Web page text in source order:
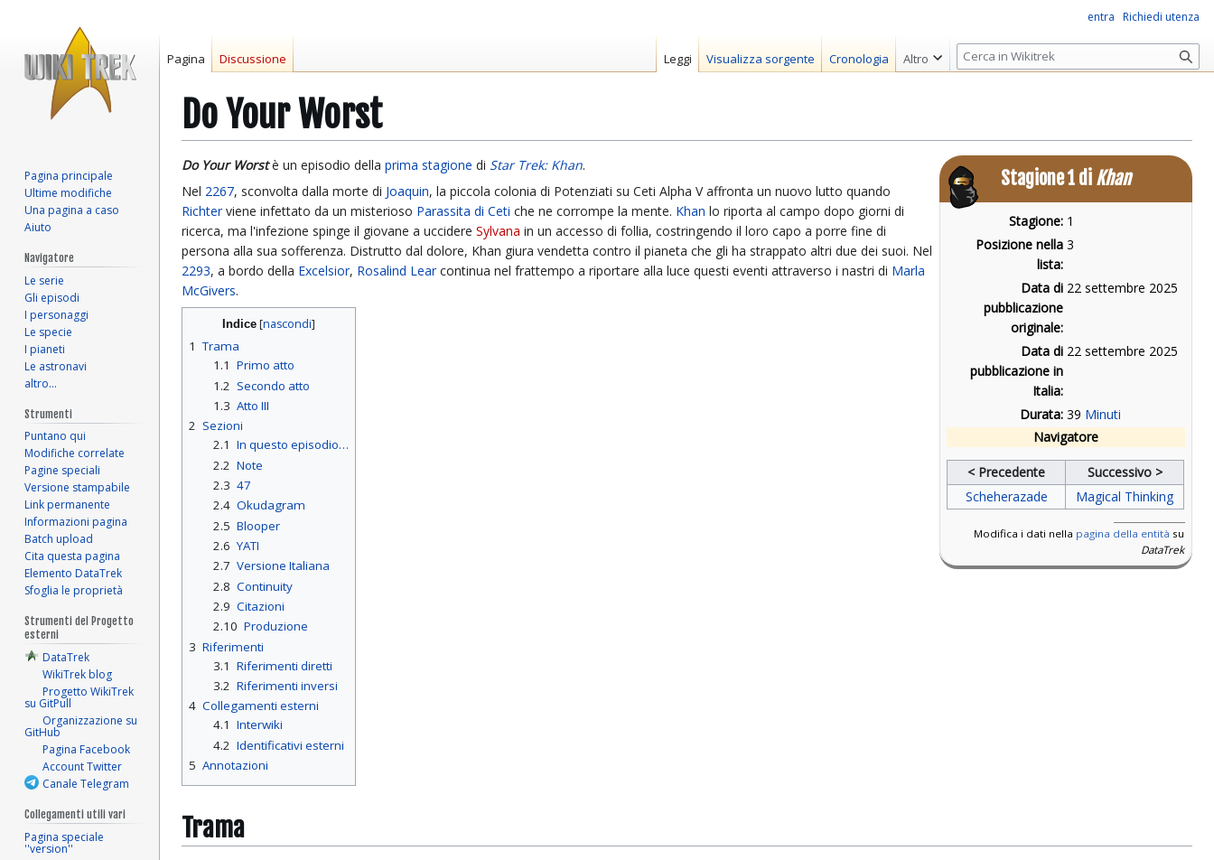
Do Your Worst
Vai
alla
navigazione
Vai
alla
ricerca
Stagione 1 di Khan
Stagione: 1
Posizione nella
lista:
3
Data di
pubblicazione
originale:
22 settembre 2025
Data di
pubblicazione in
Italia:
22 settembre 2025
Durata: 39 Minuti
Navigatore
< Precedente
Successivo >
Scheherazade
Magical Thinking
Modifica i dati nella pagina della entità su
DataTrek
Do Your Worstè un episodio della prima stagione di Star Trek: Khan.
Nel 2267, sconvolta dalla morte di Joaquin, la piccola colonia di Potenziati su Ceti Alpha V affronta un nuovo lutto quando
Richterviene infettato da un misterioso Parassita di Ceti che ne corrompe la mente. Khan lo riporta al campo dopo giorni di
ricerca, ma l'infezione spinge il giovane a uccidere Sylvana in un accesso di follia, costringendo il loro capo a porre fine di
persona alla sua sofferenza. Distrutto dal dolore, Khan giura vendetta contro il pianeta che gli ha strappato altri due dei suoi. Nel
2293, a bordo della Excelsior, Rosalind Learcontinua nel frattempo a riportare alla luce questi eventi attraverso i nastri di Marla
McGivers.
Indice
1 Trama
1.1 Primo atto
1.2 Secondo atto
1.3 Atto III
2 Sezioni
2.1 In questo episodio…
2.2 Note
2.3 47
2.4 Okudagram
2.5 Blooper
2.6 YATI
2.7 Versione Italiana
2.8 Continuity
2.9 Citazioni
2.10 Produzione
3 Riferimenti
3.1 Riferimenti diretti
3.2 Riferimenti inversi
4 Collegamenti esterni
4.1 Interwiki
4.2 Identificativi esterni
5 Annotazioni
Trama
entra Richiedi utenza
Pagina Discussione Leggi Visualizza sorgente Cronologia Altro
R
i
r
c
a
Pagina principale
Ultime modifiche
Una pagina a caso
Aiuto
Navigatore
Le serie
Gli episodi
I personaggi
Le specie
I pianeti
Le astronavi
altro…
Strumenti
Puntano qui
Modifiche correlate
Pagine speciali
Versione stampabile
Link permanente
Informazioni pagina
Batch upload
Cita questa pagina
Elemento DataTrek
Sfoglia le proprietà
Strumenti del Progetto
esterni
DataTrek
WikiTrek blog
Progetto WikiTrek
su GitPull
Organizzazione su
GitHub
Pagina Facebook
Account Twitter
Canale Telegram
Collegamenti utili vari
Pagina speciale
''version''